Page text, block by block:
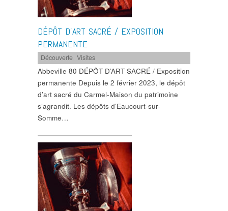
DÉPÔT D’ART SACRÉ / EXPOSITION
PERMANENTE
Découverte ,Visites
Abbeville 80 DÉPÔT D’ART SACRÉ / Exposition
permanente Depuis le 2 février 2023, le dépôt
d’art sacré du Carmel-Maison du patrimoine
s’agrandit. Les dépôts d’Eaucourt-sur-
Somme…